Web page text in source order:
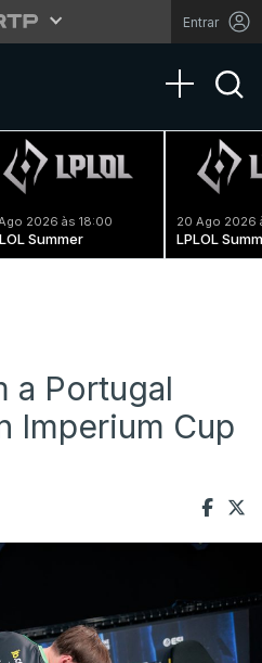
Entrar
Toggle
2026 às 18:00
Summer
20 Ago 2026
LPLOL
a Portugal
Imperium Cup